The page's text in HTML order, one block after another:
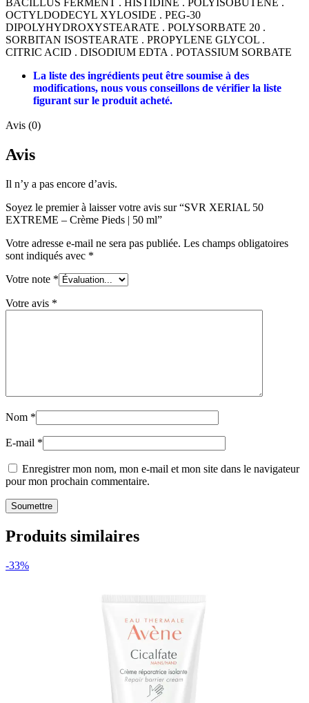
OCTYLDODECYL XYLOSIDE . PEG-30
DIPOLYHYDROXYSTEARATE . POLYSORBATE 20 .
SORBITAN ISOSTEARATE . PROPYLENE GLYCOL .
CITRIC ACID . DISODIUM EDTA . POTASSIUM SORBATE
La liste des ingrédients peut être soumise à des
modifications, nous vous conseillons de vérifier la liste
figurant sur le produit acheté.
Avis (0)
Avis
Il n’y a pas encore d’avis.
Soyez le premier à laisser votre avis sur “SVR XERIAL 50
EXTREME – Crème Pieds | 50 ml”
Votre adresse e-mail ne sera pas publiée. Les champs obligatoires
sont indiqués avec *
Votre note *
Votre avis *
Nom *
E-mail *
Enregistrer mon nom, mon e-mail et mon site dans le navigateur
pour mon prochain commentaire.
Produits similaires
-33%